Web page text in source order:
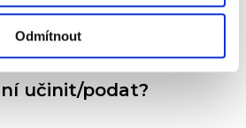
Odmítnoutsystém DPO
učinit/podat?